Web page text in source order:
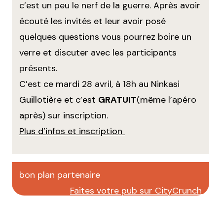
c’est un peu le nerf de la guerre. Après avoir
écouté les invités et leur avoir posé
quelques questions vous pourrez boire un
verre et discuter avec les participants
présents.
C’est ce mardi 28 avril, à 18h au Ninkasi
Guillotière et c’est GRATUIT(même l’apéro
après) sur inscription.
Plus d’infos et inscription
bon plan partenaire
Faites votre pub sur CityCrunch